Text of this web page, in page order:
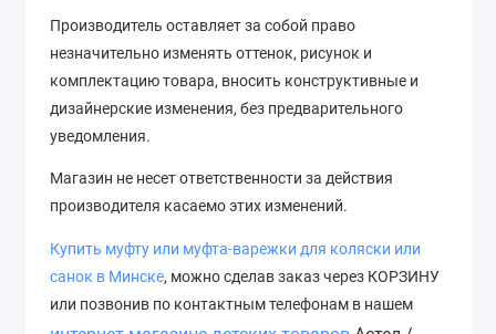
Производитель оставляет за собой право
незначительно изменять оттенок, рисунок и
комплектацию товара, вносить конструктивные и
дизайнерские изменения, без предварительного
уведомления.
Магазин не несет ответственности за действия
производителя касаемо этих изменений.
Купить муфту или муфта-варежки для коляски или
санок в Минске, можно сделав заказ через КОРЗИНУ
или позвонив по контактным телефонам в нашем